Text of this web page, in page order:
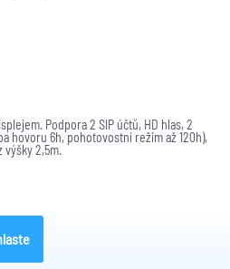
Podpora 2 SIP účtů, HD hlas, 2
hovoru 6h, pohotovostní režim až 120h),
2,5m.